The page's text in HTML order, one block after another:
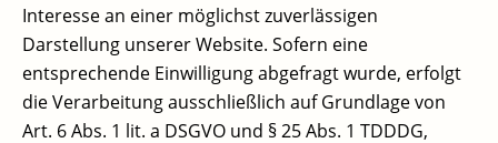
Interesse an einer möglichst zuverlässigen
Darstellung unserer Website. Sofern eine
entsprechende Einwilligung abgefragt wurde, erfolgt
die Verarbeitung ausschließlich auf Grundlage von
Art. 6 Abs. 1 lit. a DSGVO und § 25 Abs. 1 TDDDG,